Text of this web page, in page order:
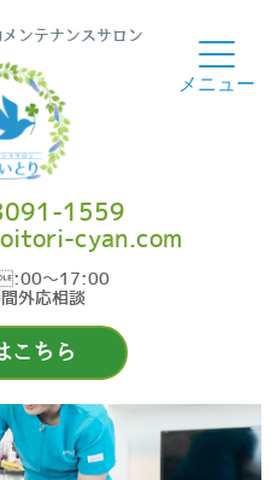
ンテナンスサロン
こちら
1559
cyan.com
〜17:00
外応相談